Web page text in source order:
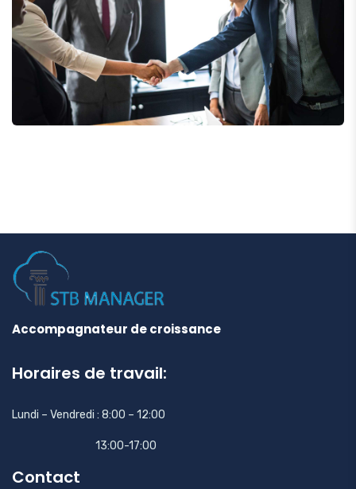
Consumer Products
Accompagnateur de croissance
Horaires de travail:
Lundi – Vendredi : 8:00 – 12:00
13:00-17:00
Contact